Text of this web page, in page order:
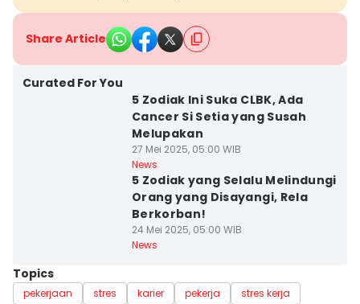
Share Article
Curated For You
5 Zodiak Ini Suka CLBK, Ada
Cancer Si Setia yang Susah
Melupakan
27 Mei 2025, 05:00 WIB
News
5 Zodiak yang Selalu Melindungi
Orang yang Disayangi, Rela
Berkorban!
24 Mei 2025, 05:00 WIB
News
Topics
pekerjaan stres karier pekerja stres kerja